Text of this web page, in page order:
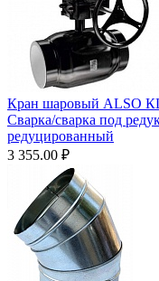
Кран шаровый ALSO
Сварка/сварка под
редуцированный
3 355.00 ₽